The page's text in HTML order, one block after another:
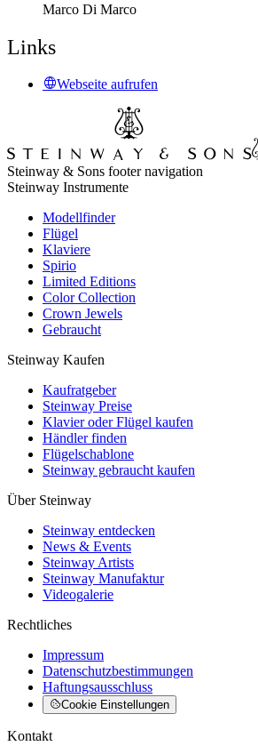
Marco Di Marco
Links
Webseite aufrufen
Steinway & Sons footer navigation
Steinway Instrumente
Modellfinder
Flügel
Klaviere
Spirio
Limited Editions
Color Collection
Crown Jewels
Gebraucht
Steinway Kaufen
Kaufratgeber
Steinway Preise
Klavier oder Flügel kaufen
Händler finden
Flügelschablone
Steinway gebraucht kaufen
Über Steinway
Steinway entdecken
News & Events
Steinway Artists
Steinway Manufaktur
Videogalerie
Rechtliches
Impressum
Datenschutzbestimmungen
Haftungsausschluss
Cookie Einstellungen
Kontakt